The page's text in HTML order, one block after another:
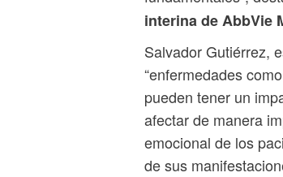
interina de AbbVie
Salvador Gutiérrez,
“enfermedades
pueden tener un
afectar de manera
emocional de los
de sus